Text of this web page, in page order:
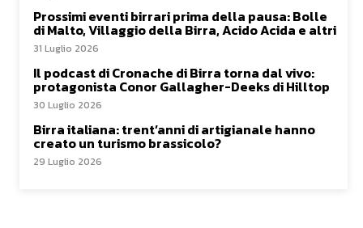
Prossimi eventi birrari prima della pausa: Bolle
di Malto, Villaggio della Birra, Acido Acida e altri
31 Luglio 2026
Il podcast di Cronache di Birra torna dal vivo:
protagonista Conor Gallagher-Deeks di Hilltop
30 Luglio 2026
Birra italiana: trent’anni di artigianale hanno
creato un turismo brassicolo?
29 Luglio 2026